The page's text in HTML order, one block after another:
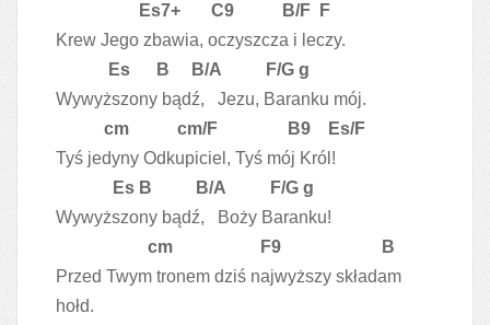
Es7+ C9 B/F F
Krew Jego zbawia, oczyszcza i leczy.
Es B B/A F/G g
Wywyższony bądź, Jezu, Baranku mój.
cm cm/F B9 Es/F
Tyś jedyny Odkupiciel, Tyś mój Król!
Es B B/A F/G g
Wywyższony bądź, Boży Baranku!
cm F9 B
Przed Twym tronem dziś najwyższy składam
hołd.